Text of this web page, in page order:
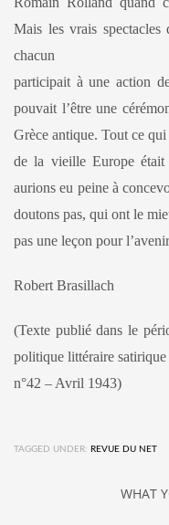
Mais les vrais spectacles
chacun
participait à une action
pouvait l’être une
Grèce antique. Tout ce
de la vieille Europe était
aurions eu peine à
doutons pas, qui ont le
pas une leçon pour
Robert Brasillach
(Texte publié dans le
politique littéraire
n°42 – Avril 1943)
TAGGED UNDER: REVUE DU NET
WHAT